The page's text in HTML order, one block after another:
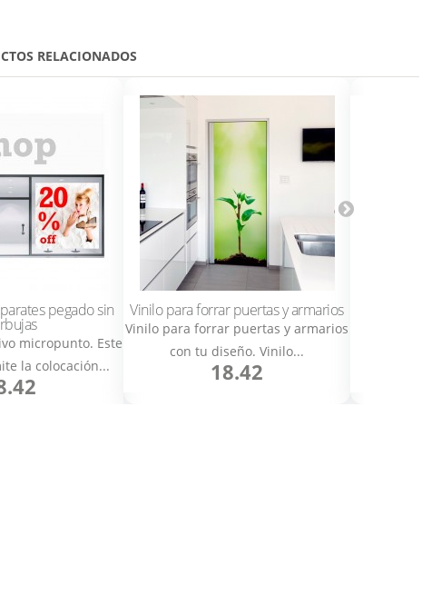
Cómo cambiar de
color el texto
RELACIONADOS
pegado sin
micropunto. Este
la colocación...
Vinilo para forrar puertas y armarios
Vinilo para forrar puertas y armarios
con tu diseño. Vinilo...
18.42